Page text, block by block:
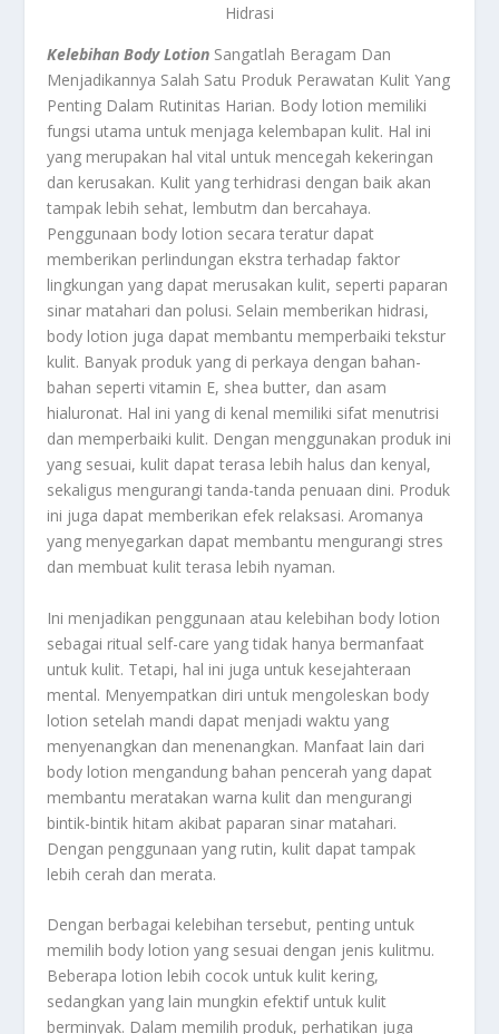
Hidrasi
Kelebihan Body Lotion Sangatlah Beragam Dan
Menjadikannya Salah Satu Produk Perawatan Kulit Yang
Penting Dalam Rutinitas Harian. Body lotion memiliki
fungsi utama untuk menjaga kelembapan kulit. Hal ini
yang merupakan hal vital untuk mencegah kekeringan
dan kerusakan. Kulit yang terhidrasi dengan baik akan
tampak lebih sehat, lembutm dan bercahaya.
Penggunaan body lotion secara teratur dapat
memberikan perlindungan ekstra terhadap faktor
lingkungan yang dapat merusakan kulit, seperti paparan
sinar matahari dan polusi. Selain memberikan hidrasi,
body lotion juga dapat membantu memperbaiki tekstur
kulit. Banyak produk yang di perkaya dengan bahan-
bahan seperti vitamin E, shea butter, dan asam
hialuronat. Hal ini yang di kenal memiliki sifat menutrisi
dan memperbaiki kulit. Dengan menggunakan produk ini
yang sesuai, kulit dapat terasa lebih halus dan kenyal,
sekaligus mengurangi tanda-tanda penuaan dini. Produk
ini juga dapat memberikan efek relaksasi. Aromanya
yang menyegarkan dapat membantu mengurangi stres
dan membuat kulit terasa lebih nyaman.
Ini menjadikan penggunaan atau kelebihan body lotion
sebagai ritual self-care yang tidak hanya bermanfaat
untuk kulit. Tetapi, hal ini juga untuk kesejahteraan
mental. Menyempatkan diri untuk mengoleskan body
lotion setelah mandi dapat menjadi waktu yang
menyenangkan dan menenangkan. Manfaat lain dari
body lotion mengandung bahan pencerah yang dapat
membantu meratakan warna kulit dan mengurangi
bintik-bintik hitam akibat paparan sinar matahari.
Dengan penggunaan yang rutin, kulit dapat tampak
lebih cerah dan merata.
Dengan berbagai kelebihan tersebut, penting untuk
memilih body lotion yang sesuai dengan jenis kulitmu.
Beberapa lotion lebih cocok untuk kulit kering,
sedangkan yang lain mungkin efektif untuk kulit
berminyak. Dalam memilih produk, perhatikan juga